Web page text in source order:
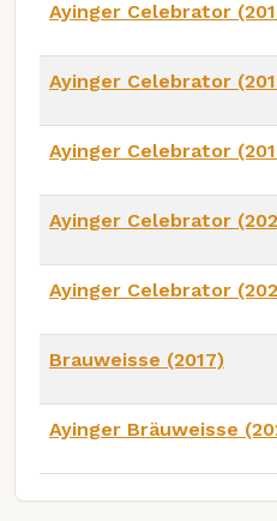
Ayinger Celebrator
Ayinger Celebrator
Ayinger Celebrator
Ayinger Celebrator
Ayinger Celebrator
Brauweisse (2017)
Ayinger Bräuweisse